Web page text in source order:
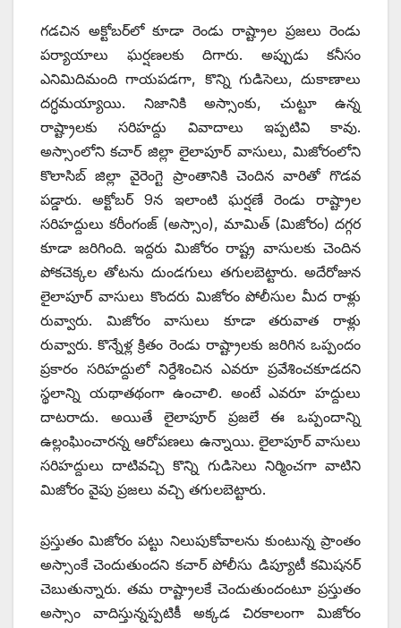
గడచిన అక్టోబర్‌లో కూడా రెండు రాష్ట్రాల ప్రజలు రెండు
పర్యాయాలు ఘర్షణలకు దిగారు. అప్పుడు కనీసం
ఎనిమిదిమంది గాయపడగా, కొన్ని గుడిసెలు, దుకాణాలు
దగ్ధమయ్యాయి. నిజానికి అస్సాంకు, చుట్టూ ఉన్న
రాష్ట్రాలకు సరిహద్దు వివాదాలు ఇప్పటివి కావు.
అస్సాంలోని కచార్‌ ‌జిల్లా లైలాపూర్‌ ‌వాసులు, మిజోరంలోని
కొలాసిబ్‌ ‌జిల్లా వైరెంగ్టె ప్రాంతానికి చెందిన వారితో గొడవ
పడ్డారు. అక్టోబర్‌ 9‌న ఇలాంటి ఘర్షణే రెండు రాష్ట్రాల
సరిహద్దులు కరీంగంజ్‌ (అస్సాం), మామిత్‌ (‌మిజోరం) దగ్గర
కూడా జరిగింది. ఇద్దరు మిజోరం రాష్ట్ర వాసులకు చెందిన
పోకచెక్కల తోటను దుండగులు తగులబెట్టారు. అదేరోజున
లైలాపూర్‌ ‌వాసులు కొందరు మిజోరం పోలీసుల మీద రాళ్లు
రువ్వారు. మిజోరం వాసులు కూడా తరువాత రాళ్లు
రువ్వారు. కొన్నేళ్ల క్రితం రెండు రాష్ట్రాలకు జరిగిన ఒప్పందం
ప్రకారం సరిహద్దులో నిర్దేశించిన ఎవరూ ప్రవేశించకూడదని
స్థలాన్ని యథాతథంగా ఉంచాలి. అంటే ఎవరూ హద్దులు
దాటరాదు. అయితే లైలాపూర్‌ ‌ప్రజలే ఈ ఒప్పందాన్ని
ఉల్లంఘించారన్న ఆరోపణలు ఉన్నాయి. లైలాపూర్‌ ‌వాసులు
సరిహద్దులు దాటివచ్చి కొన్ని గుడిసెలు నిర్మించగా వాటిని
మిజోరం వైపు ప్రజలు వచ్చి తగులబెట్టారు.
ప్రస్తుతం మిజోరం పట్టు నిలుపుకోవాలను కుంటున్న ప్రాంతం
అస్సాంకే చెందుతుందని కచార్‌ ‌పోలీసు డిప్యూటీ కమిషనర్‌
‌చెబుతున్నారు. తమ రాష్ట్రాలకే చెందుతుందంటూ ప్రస్తుతం
అస్సాం వాదిస్తున్నప్పటికీ అక్కడ చిరకాలంగా మిజోరం